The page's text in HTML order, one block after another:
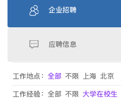
企业招聘
应聘信息
工作地点： 全部 不限 上海 北京
工作经验： 全部 不限 大学在校生